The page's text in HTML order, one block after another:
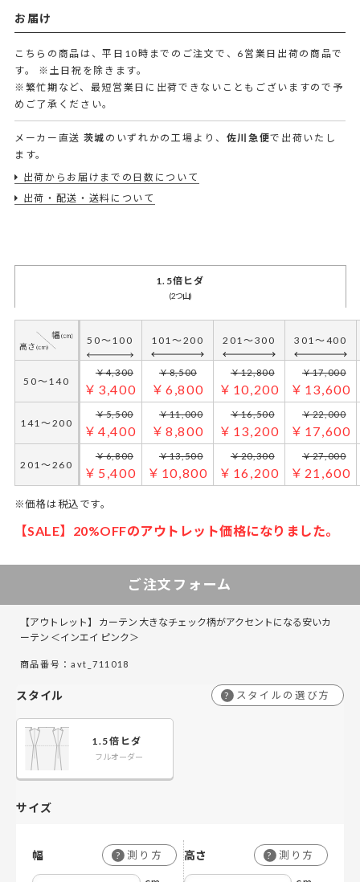
お届け
こちらの商品は、平日10時までのご注文で、6営業日出荷の商品で
す。
※土日祝を除きます。
※繁忙期など、最短営業日に出荷できないこともございますので予
めご了承ください。
メーカー直送 茨城 のいずれかの工場より、 佐川急便で出荷いたし
ます。
出荷からお届けまでの日数について
出荷・配送・送料について
1.5倍ヒダ
(2つ山)
50～100 101～200 201～300 301～400
50～140
￥4,300
￥3,400
￥8,500
￥6,800
￥12,800
￥10,200
￥17,000
￥13,600
141～200
￥5,500
￥4,400
￥11,000
￥8,800
￥16,500
￥13,200
￥22,000
￥17,600
201～260
￥6,800
￥5,400
￥13,500
￥10,800
￥20,300
￥16,200
￥27,000
￥21,600
※価格は税込です。
【SALE】20%OFFのアウトレット価格になりました。
ご注文フォーム
【アウトレット】 カーテン 大きなチェック柄がアクセントになる安いカ
ーテン ＜インエイ ピンク＞
商品番号：avt_711018
スタイル ? スタイルの選び方
1.5倍ヒダ
フルオーダー
サイズ
幅 ? 測り方 高さ ? 測り方